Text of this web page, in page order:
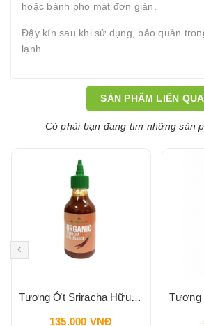
hoặc bánh pho mát đơn giản.
Đậy kín sau khi sử dụng, bảo quản
lạnh.
SẢN PHẨM LIÊN
Có phải bạn đang tìm những sản
Tương Ớt Sriracha Hữu Cơ Pbfarm 230g
135.000 VNĐ